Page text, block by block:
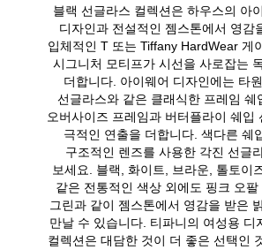
블랙 선글라스 컬렉션은 하우스의 아
디자인과 전설적인 젬스톤에서 영감
입체적인 T 또는 Tiffany HardWear 게
시그니처 모티프가 시선을 사로잡는
더합니다. 아이웨어 디자인에는 타
선글라스와 같은 클래식한 프레임 쉐
오버사이즈 프레임과 버터플라이 쉐입
극적인 연출을 더합니다. 색다른 쉐
구조적인 렌즈를 사용한 각진 선글
보세요. 블랙, 화이트, 브라운, 톨토이
같은 전통적인 색상 외에도 핑크 오
그린과 같이 젬스톤에서 영감을 받은
만날 수 있습니다. 티파니의 여성용 디
컬렉션은 대담한 것이 더 좋은 선택인